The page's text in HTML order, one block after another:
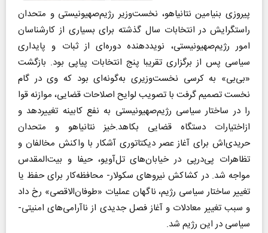
پیروزی بنیامین نتانیاهو، نخست‌وزیر رژیم‌صهیونیستی و متحدان
راستگرایش در انتخابات سال گذشته برای بسیاری از کارشناسان
امور رژیم‌صهیونیستی، نوید‌دهنده دوره‌ای از ثبات و پایداری
سیاسی پس از برگزاری تقریبا پنج انتخابات پیاپی بود. بازگشت
«بی‌بی» به کرسی نخست‌وزیری به‌گونه‌ای بود که وی در گام
نخست تصمیم گرفت با تصویب لوایح اصلاحات قضایی، موازنه قوا
را در ساختار سیاسی رژیم‌صهیونیستی به نفع کابینه تغییردهد و
ازاختیارات دستگاه قضایی بکاهد.خیز نتانیاهو و متحدان
حریدی‌اش برای آغاز عصر دیکتاتوری آشکار با واکنش مخالفان و
تظاهرات پی‌درپی در خیابان‌های تل‌آویو، حیفا و بیت‌المقدس
مواجه شد. در کشاکش نیروهای سکولار- محافظه‌کار برای حفظ یا
تغییر ساختار سیاسی رژیم، ناگهان عملیات «طوفان‌الاقصی» رخ داد
و سبب تغییر معادلات و آغاز فصل جدیدی از ناآرامی‌های امنیتی-
سیاسی در این رژیم شد.